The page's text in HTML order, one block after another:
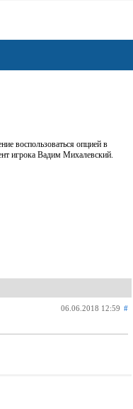
воспользоваться опцией в
игрока Вадим Михалевский.
06.06.2018 12:59 #